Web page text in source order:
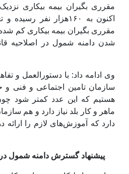
اکنون به ۱۶۰هزار نفر
مقرری بگیران بیمه بیکاری کم
شدن دامنه شمول در اصلاحیه
وی ادامه داد: با دستورالعمل و
سازمان تامین اجتماعی و فنی
هستیم که این عدد کمتر شود
ماهر و کار بلد نیاز دارد و هم
دارد که آموزش‌های لازم را ارائه